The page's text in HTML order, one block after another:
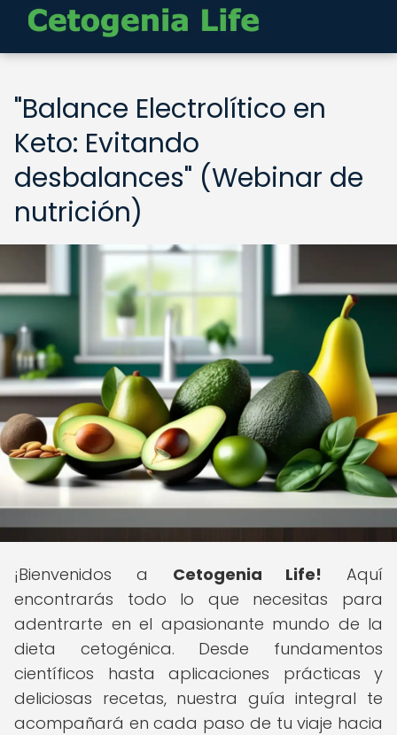
"Balance Electrolítico en
Keto: Evitando
desbalances" (Webinar de
nutrición)
¡Bienvenidos a Cetogenia Life! Aquí
encontrarás todo lo que necesitas para
adentrarte en el apasionante mundo de la
dieta cetogénica. Desde fundamentos
científicos hasta aplicaciones prácticas y
deliciosas recetas, nuestra guía integral te
acompañará en cada paso de tu viaje hacia